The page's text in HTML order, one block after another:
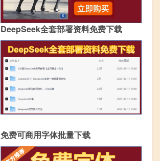
DeepSeek全套部署资料免费下载
免费可商用字体批量下载